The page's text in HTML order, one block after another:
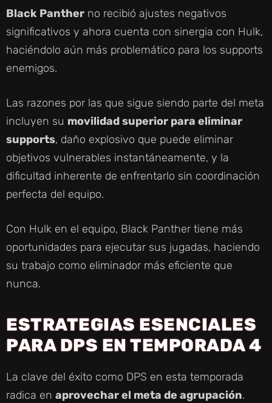
Black Panther no recibió ajustes negativos
significativos y ahora cuenta con sinergia con Hulk,
haciéndolo aún más problemático para los supports
enemigos.
Las razones por las que sigue siendo parte del meta
incluyen su movilidad superior para eliminar
supports, daño explosivo que puede eliminar
objetivos vulnerables instantáneamente, y la
dificultad inherente de enfrentarlo sin coordinación
perfecta del equipo.
Con Hulk en el equipo, Black Panther tiene más
oportunidades para ejecutar sus jugadas, haciendo
su trabajo como eliminador más eficiente que
nunca.
ESTRATEGIAS ESENCIALES
PARA DPS EN TEMPORADA 4
La clave del éxito como DPS en esta temporada
radica en aprovechar el meta de agrupación.